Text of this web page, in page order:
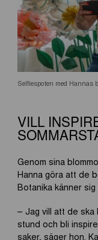
Selfiespoten med Hannas
VILL
Genom sina
Hanna göra att de
Botanika känner
– Jag vill att de ska
stund och bli
saker, säger hon.